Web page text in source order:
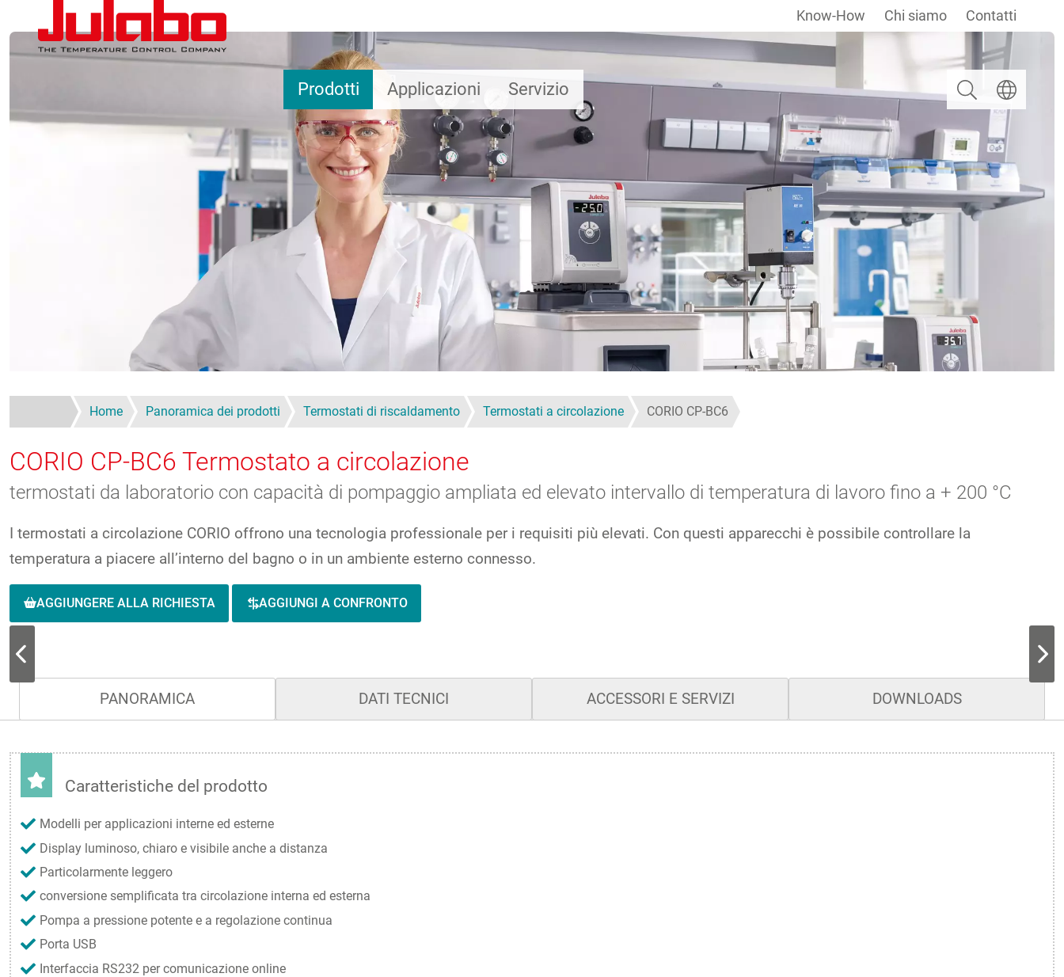
Salta al contenuto principale
Prodotti Applicazioni Servizio
Know-How Chi siamo Contatti
Ricerca Selezionare
Home Panoramica dei prodotti Termostati di riscaldamento Termostati a circolazione CORIO CP-BC6
CORIO CP-BC6 Termostato a circolazione
termostati da laboratorio con capacità di pompaggio ampliata ed elevato intervallo di temperatura di lavoro fino a + 200 °C
I termostati a circolazione CORIO offrono una tecnologia professionale per i requisiti più elevati. Con questi apparecchi è possibile controllare la
temperatura a piacere all’interno del bagno o in un ambiente esterno connesso.
AGGIUNGERE ALLA RICHIESTA AGGIUNGI A CONFRONTO
PANORAMICA DATI TECNICI ACCESSORI E SERVIZI DOWNLOADS
Caratteristiche del prodotto
Modelli per applicazioni interne ed esterne
Display luminoso, chiaro e visibile anche a distanza
Particolarmente leggero
conversione semplificata tra circolazione interna ed esterna
Pompa a pressione potente e a regolazione continua
Porta USB
Interfaccia RS232 per comunicazione online